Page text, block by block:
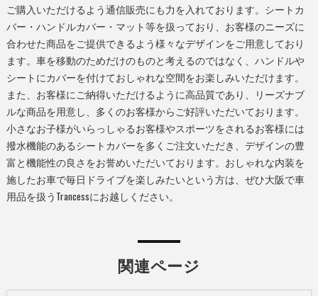
ご購入いただけるよう通信販売にも力を入れております。シートカ
バー・ハンドルカバー・マット等を扱っており、お客様のニーズに
合わせた商品をご提供できるよう様々なデザインをご用意しており
ます。車を移動のためだけのものと考えるのではなく、ハンドルや
シートにカバーを付けておしゃれな空間をお楽しみいただけます。
また、お客様にご納得いただけるように高品質であり、リーズナブ
ルな商品を用意し、多くのお客様からご好評いただいております。
小さなお子様がいらっしゃるお客様やスポーツをされるお客様には
撥水機能のあるシートカバーを多くご注文いただき、デザインの豊
富と機能性の良さをお誉めいただいております。おしゃれな内装を
施したお車で毎日ドライブを楽しみたいという方は、ぜひ大阪で車
用品を扱うTrancessにお越しください。
関連ページ